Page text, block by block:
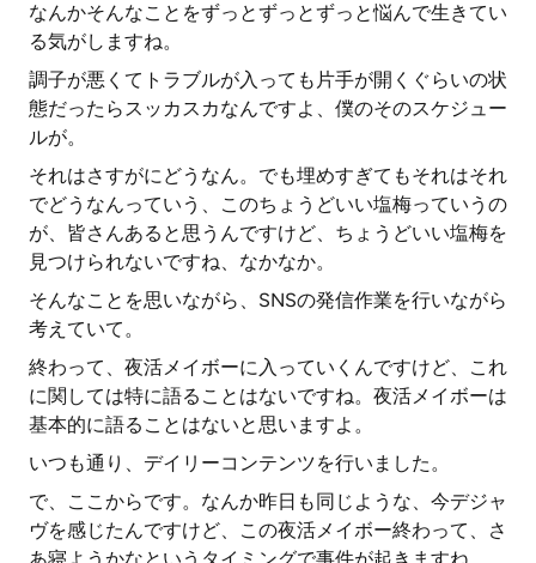
なんかそんなことをずっとずっとずっと悩んで生きてい
る気がしますね。
調子が悪くてトラブルが入っても片手が開くぐらいの状
態だったらスッカスカなんですよ、僕のそのスケジュー
ルが。
それはさすがにどうなん。でも埋めすぎてもそれはそれ
でどうなんっていう、このちょうどいい塩梅っていうの
が、皆さんあると思うんですけど、ちょうどいい塩梅を
見つけられないですね、なかなか。
そんなことを思いながら、SNSの発信作業を行いながら
考えていて。
終わって、夜活メイボーに入っていくんですけど、これ
に関しては特に語ることはないですね。夜活メイボーは
基本的に語ることはないと思いますよ。
いつも通り、デイリーコンテンツを行いました。
で、ここからです。なんか昨日も同じような、今デジャ
ヴを感じたんですけど、この夜活メイボー終わって、さ